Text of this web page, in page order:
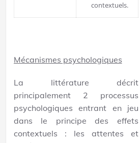
contextuels.
Mécanismes psychologiques
La littérature décrit
principalement 2 processus
psychologiques entrant en jeu
dans le principe des effets
contextuels : les attentes et